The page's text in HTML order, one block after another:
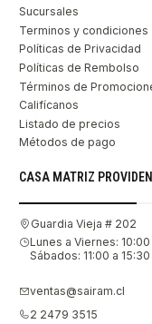
Sucursales
Terminos y condiciones
Políticas de Privacidad
Políticas de Rembolso
Términos de
Califícanos
Listado de precios
Métodos de pago
CASA MATRIZ
Guardia Vieja # 202
Lunes a Viernes: 10:00
Sábados: 11:00 a
ventas@sairam.cl
2 2479 3515